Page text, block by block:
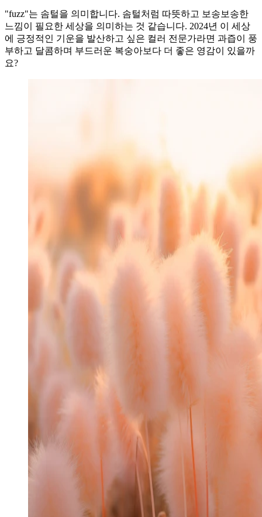
"fuzz"는 솜털을 의미합니다. 솜털처럼 따뜻하고 보송보송한
느낌이 필요한 세상을 의미하는 것 같습니다. 2024년 이 세상
에 긍정적인 기운을 발산하고 싶은 컬러 전문가라면 과즙이 풍
부하고 달콤하며 부드러운 복숭아보다 더 좋은 영감이 있을까
요?